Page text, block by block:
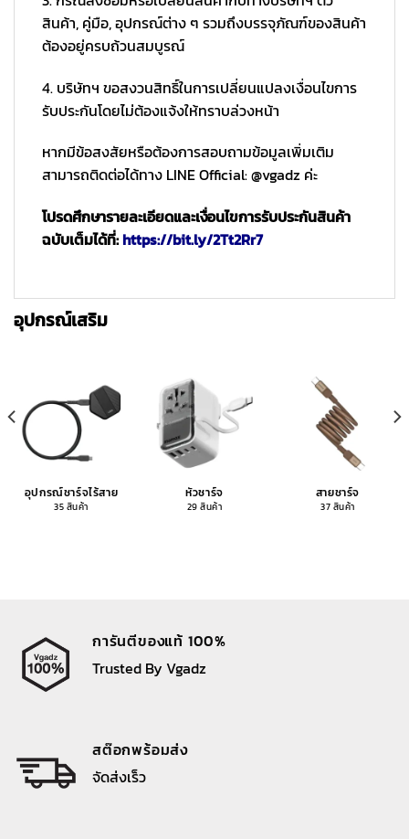
สินค้า, คู่มือ, อุปกรณ์ต่าง ๆ รวมถึงบรรจุภัณฑ์ของสินค้า
ต้องอยู่ครบถ้วนสมบูรณ์
4. บริษัทฯ ขอสงวนสิทธิ์ในการเปลี่ยนแปลงเงื่อนไขการ
รับประกันโดยไม่ต้องแจ้งให้ทราบล่วงหน้า
หากมีข้อสงสัยหรือต้องการสอบถามข้อมูลเพิ่มเติม
สามารถติดต่อได้ทาง LINE Official: @vgadz ค่ะ
โปรดศึกษารายละเอียดและเงื่อนไขการรับประกันสินค้า
ฉบับเต็มได้ที่:https://bit.ly/2Tt2Rr7
อุปกรณ์เสริม
อุปกรณ์ชาร์จไร้สาย
35 สินค้า
หัวชาร์จ
29 สินค้า
สายชาร์จ
37 สินค้า
การันตีของแท้ 100%
Trusted By Vgadz
สต๊อกพร้อมส่ง
จัดส่งเร็ว